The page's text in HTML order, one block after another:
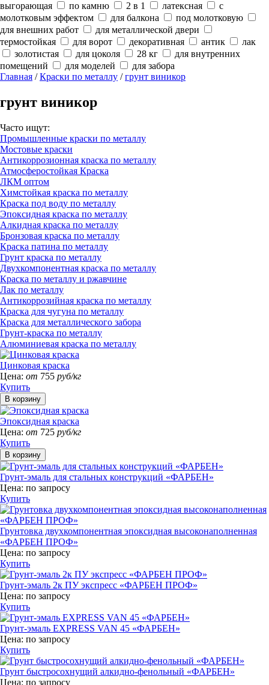
выгорающая
по камню 2 в 1 латексная
с
молотковым эффектом
для балкона
под молотковую
для внешних работ
для металлической двери
термостойкая
для ворот декоративная антик
лак
золотистая
для цоколя 28 кг
для внутренних
помещений
для моделей
для забора
Главная /Краски по металлу /грунт виникор
грунт виникор
Часто ищут:
Промышленные краски по металлу
Мостовые краски
Антикоррозионная краска по металлу
Атмосферостойкая Краска
ЛКМ оптом
Химстойкая краска по металлу
Краска под воду по металлу
Эпоксидная краска по металлу
Алкидная краска по металлу
Бронзовая краска по металлу
Краска патина по металлу
Грунт краска по металлу
Двухкомпонентная краска по металлу
Краска по металлу и ржавчине
Лак по металлу
Антикоррозийная краска по металлу
Краска для чугуна по металлу
Краска для металлического забора
Грунт-краска по металлу
Алюминиевая краска по металлу
Цинковая краска
Цена: от 755 руб/кг
Купить
Эпоксидная краска
Цена: от 725 руб/кг
Купить
Грунт-эмаль для стальных конструкций «ФАРБЕН»
Цена: по запросу
Купить
Грунтовка двухкомпонентная эпоксидная высоконаполненная
«ФАРБЕН ПРОФ»
Цена: по запросу
Купить
Грунт-эмаль 2к ПУ экспресс «ФАРБЕН ПРОФ»
Цена: по запросу
Купить
Грунт-эмаль EXPRESS VAN 45 «ФАРБЕН»
Цена: по запросу
Купить
Грунт быстросохнущий алкидно-фенольный «ФАРБЕН»
Цена: по запросу